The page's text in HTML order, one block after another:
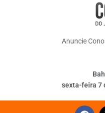
Anuncie
sexta-feira 7